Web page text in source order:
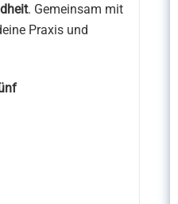
. Gemeinsam mit
Praxis und